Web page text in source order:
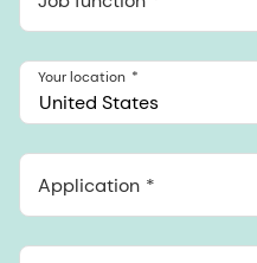
United States
Your location
Application